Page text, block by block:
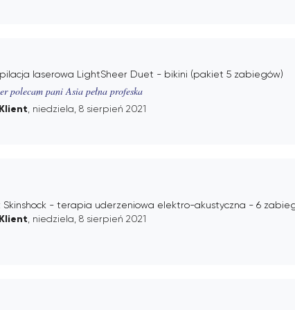
laserowa LightSheer Duet - bikini (pakiet 5 zabiegów)
polecam pani Asia pełna profeska
Klient , niedziela, 8 sierpień 2021
Skinshock - terapia uderzeniowa elektro-akustyczna - 6
Klient , niedziela, 8 sierpień 2021